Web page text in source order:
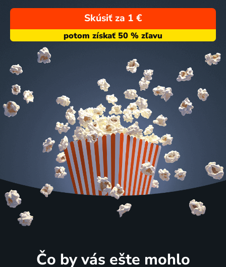
Skúsiť za 1 €
Čo by vás ešte mohlo